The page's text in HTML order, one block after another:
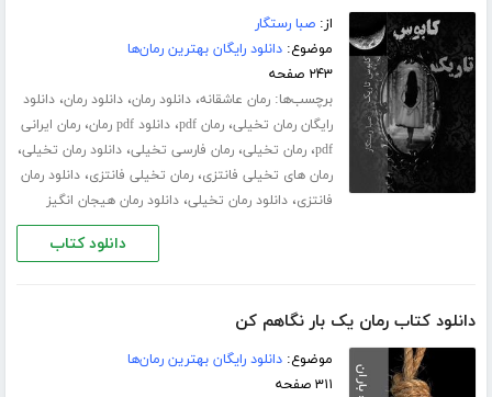
از:صبا رستگار
موضوع:دانلود رایگان بهترین رمان‌ها
۲۴۳ صفحه
برچسب‌ها:رمان عاشقانه،دانلود رمان،دانلود رمان،دانلود
رایگان رمان تخیلی،رمان pdf ،دانلود pdf رمان ،رمان ایرانی
pdf،رمان تخیلی،رمان فارسی تخیلی،دانلود رمان تخیلی،
رمان های تخیلی فانتزی،رمان تخیلی فانتزی،دانلود رمان
فانتزی،دانلود رمان تخیلی،دانلود رمان هیجان انگیز
دانلود کتاب
دانلود کتاب رمان یک بار نگاهم کن
موضوع:دانلود رایگان بهترین رمان‌ها
۳۱۱ صفحه